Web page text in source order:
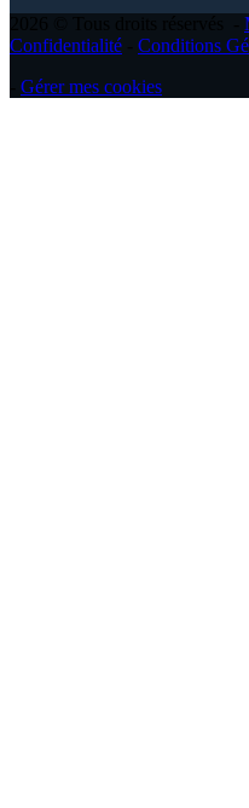
Confidentialité
Conditions
Gérer mes cookies